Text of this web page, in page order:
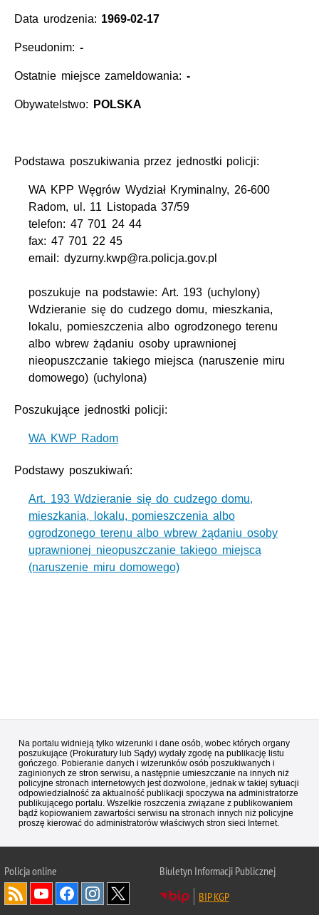
Data urodzenia: 1969-02-17
Pseudonim: -
Ostatnie miejsce zameldowania: -
Obywatelstwo: POLSKA
Podstawa poszukiwania przez jednostki policji:
WA KPP Węgrów Wydział Kryminalny, 26-600
Radom, ul. 11 Listopada 37/59
telefon: 47 701 24 44
fax: 47 701 22 45
email: dyzurny.kwp@ra.policja.gov.pl
poszukuje na podstawie: Art. 193 (uchylony)
Wdzieranie się do cudzego domu, mieszkania,
lokalu, pomieszczenia albo ogrodzonego terenu
albo wbrew żądaniu osoby uprawnionej
nieopuszczanie takiego miejsca (naruszenie miru
domowego) (uchylona)
Poszukujące jednostki policji:
WA KWP Radom
Podstawy poszukiwań:
Art. 193 Wdzieranie się do cudzego domu,
mieszkania, lokalu, pomieszczenia albo
ogrodzonego terenu albo wbrew żądaniu osoby
uprawnionej nieopuszczanie takiego miejsca
(naruszenie miru domowego)
Na portalu widnieją tylko wizerunki i dane osób, wobec których organy
poszukujące (Prokuratury lub Sądy) wydały zgodę na publikację listu
gończego. Pobieranie danych i wizerunków osób poszukiwanych i
zaginionych ze stron serwisu, a następnie umieszczanie na innych niż
policyjne stronach internetowych jest dozwolone, jednak w takiej sytuacji
odpowiedzialność za aktualność publikacji spoczywa na administratorze
publikującego portalu. Wszelkie roszczenia związane z publikowaniem
bądź kopiowaniem zawartości serwisu na stronach innych niż policyjne
proszę kierować do administratorów właściwych stron sieci Internet.
Policjaonline
Biuletyn Informacji Publicznej
BIP KGP